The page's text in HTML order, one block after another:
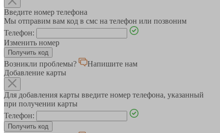
Введите номер телефона
Мы отправим вам код в смс на телефон или позвоним
Телефон:
Изменить номер
Возникли проблемы?
Напишите нам
Добавление карты
Для добавления карты введите номер телефона, указанный
при получении карты
Телефон: